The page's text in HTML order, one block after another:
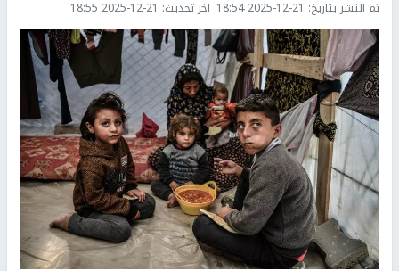
تم النشر بتاريخ: 2025-12-21 18:54 اخر تحديث: 2025-12-21 18:55